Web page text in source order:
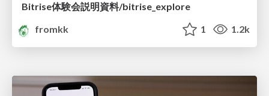
Bitrise体験会説明資料/bitrise_explore
fromkk
1 1.2k